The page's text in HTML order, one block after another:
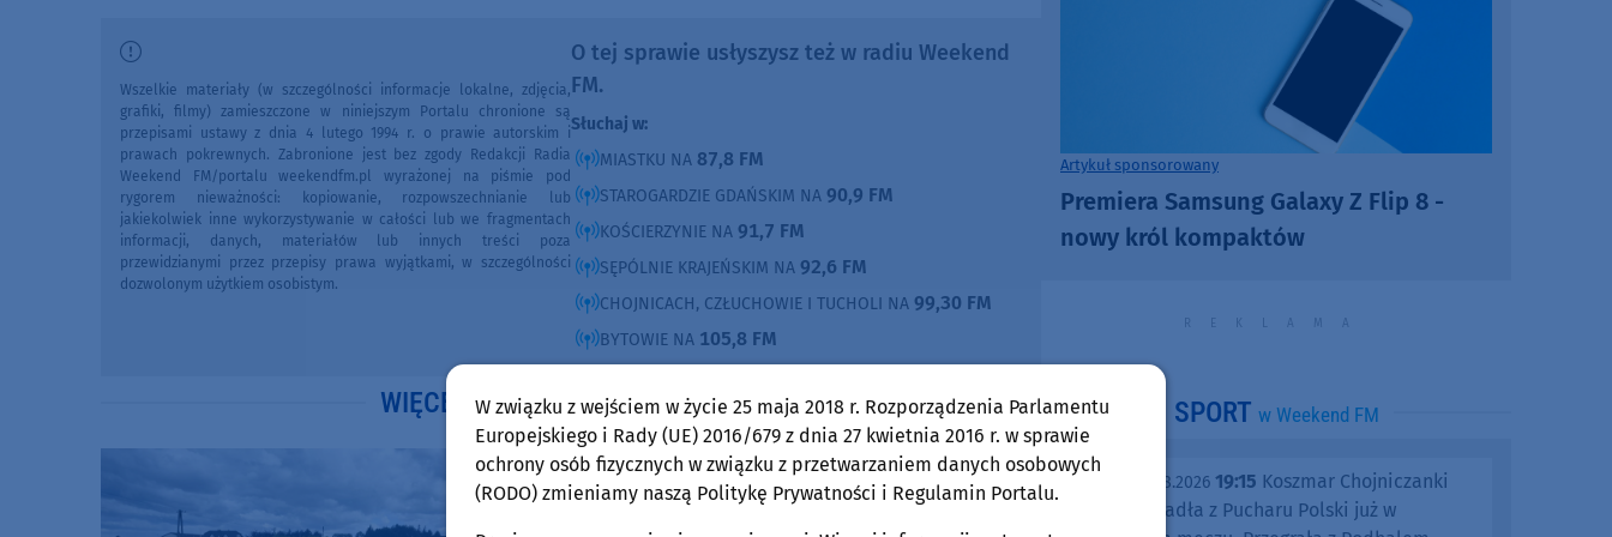
O tej sprawie usłyszysz też w radiu Weekend
FM.
Słuchaj w:
MIASTKU NA 87,8 FM
STAROGARDZIE GDAŃSKIM NA 90,9 FM
KOŚCIERZYNIE NA 91,7 FM
SĘPÓLNIE KRAJEŃSKIM NA 92,6 FM
CHOJNICACH, CZŁUCHOWIE I TUCHOLI NA 99,30 FM
BYTOWIE NA 105,8 FM
Wszelkie materiały (w szczególności informacje lokalne, zdjęcia,
grafiki, filmy) zamieszczone w niniejszym Portalu chronione są
przepisami ustawy z dnia 4 lutego 1994 r. o prawie autorskim i
prawach pokrewnych. Zabronione jest bez zgody Redakcji Radia
Weekend FM/portalu weekendfm.pl wyrażonej na piśmie pod
rygorem nieważności: kopiowanie, rozpowszechnianie lub
jakiekolwiek inne wykorzystywanie w całości lub we fragmentach
informacji, danych, materiałów lub innych treści poza
przewidzianymi przez przepisy prawa wyjątkami, w szczególności
dozwolonym użytkiem osobistym.
WIĘCEJ WIADOMOŚCIw Weekend FM
Gmina Sępólno Krajeńskie
niedziela, 2 sierpnia 2026, 08:32
Władze Sępólna Krajeńskiego zleciły projekt
Artykuł sponsorowany
Premiera Samsung Galaxy Z Flip 8 -
nowy król kompaktów
SPORT w Weekend FM
środa, 05.08.2026 19:15 Koszmar Chojniczanki
trwa. Odpadła z Pucharu Polski już w
W związku z wejściem w życie 25 maja 2018 r. Rozporządzenia Parlamentu
Europejskiego i Rady (UE) 2016/679 z dnia 27 kwietnia 2016 r. w sprawie
ochrony osób fizycznych w związku z przetwarzaniem danych osobowych
(RODO) zmieniamy naszą Politykę Prywatności i Regulamin Portalu.